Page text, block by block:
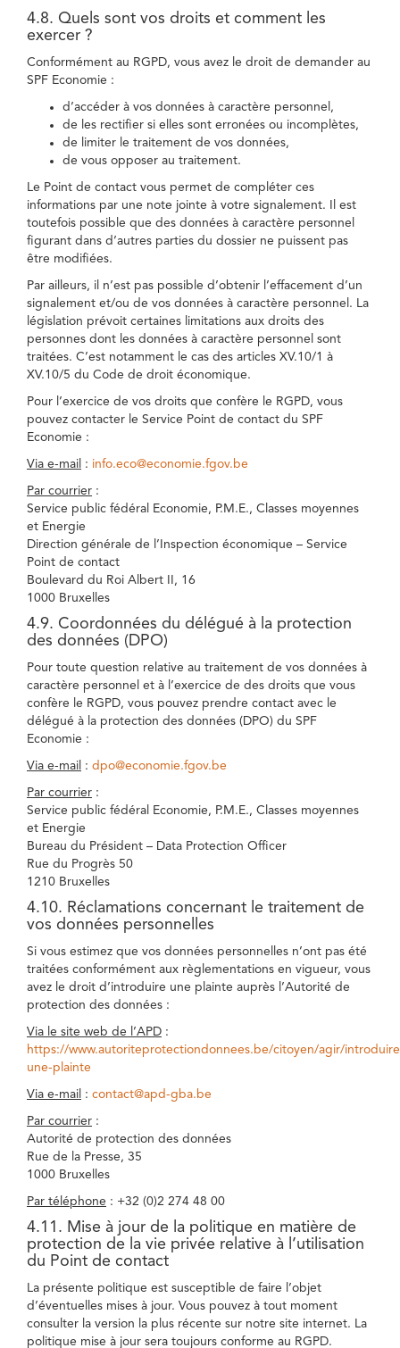
4.8. Quels sont vos droits et comment les
exercer ?
Conformément au RGPD, vous avez le droit de demander au
SPF Economie :
d’accéder à vos données à caractère personnel,
de les rectifier si elles sont erronées ou incomplètes,
de limiter le traitement de vos données,
de vous opposer au traitement.
Le Point de contact vous permet de compléter ces
informations par une note jointe à votre signalement. Il est
toutefois possible que des données à caractère personnel
figurant dans d’autres parties du dossier ne puissent pas
être modifiées.
Par ailleurs, il n’est pas possible d’obtenir l’effacement d’un
signalement et/ou de vos données à caractère personnel. La
législation prévoit certaines limitations aux droits des
personnes dont les données à caractère personnel sont
traitées. C’est notamment le cas des articles XV.10/1 à
XV.10/5 du Code de droit économique.
Pour l’exercice de vos droits que confère le RGPD, vous
pouvez contacter le Service Point de contact du SPF
Economie :
Via e-mail : info.eco@economie.fgov.be
Par courrier :
Service public fédéral Economie, P.M.E., Classes moyennes
et Energie
Direction générale de l’Inspection économique – Service
Point de contact
Boulevard du Roi Albert II, 16
1000 Bruxelles
4.9. Coordonnées du délégué à la protection
des données (DPO)
Pour toute question relative au traitement de vos données à
caractère personnel et à l’exercice de des droits que vous
confère le RGPD, vous pouvez prendre contact avec le
délégué à la protection des données (DPO) du SPF
Economie :
Via e-mail : dpo@economie.fgov.be
Par courrier :
Service public fédéral Economie, P.M.E., Classes moyennes
et Energie
Bureau du Président – Data Protection Officer
Rue du Progrès 50
1210 Bruxelles
4.10. Réclamations concernant le traitement de
vos données personnelles
Si vous estimez que vos données personnelles n’ont pas été
traitées conformément aux règlementations en vigueur, vous
avez le droit d’introduire une plainte auprès l’Autorité de
protection des données :
Via le site web de l’APD :
https://www.autoriteprotectiondonnees.be/citoyen/agir/
une-plainte
Via e-mail : contact@apd-gba.be
Par courrier :
Autorité de protection des données
Rue de la Presse, 35
1000 Bruxelles
Par téléphone : +32 (0)2 274 48 00
4.11. Mise à jour de la politique en matière de
protection de la vie privée relative à l’utilisation
du Point de contact
La présente politique est susceptible de faire l’objet
d’éventuelles mises à jour. Vous pouvez à tout moment
consulter la version la plus récente sur notre site internet. La
politique mise à jour sera toujours conforme au RGPD.